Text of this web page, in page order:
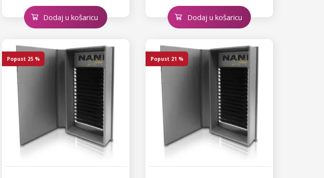
Dodaj u košaricu Dodaj u košaricu
Popust 25 % Popust 21 %